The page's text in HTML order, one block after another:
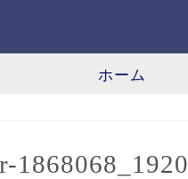
ホーム
1868068_1920